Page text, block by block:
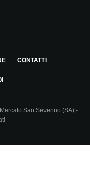
CONTATTI
San Severino (SA) -